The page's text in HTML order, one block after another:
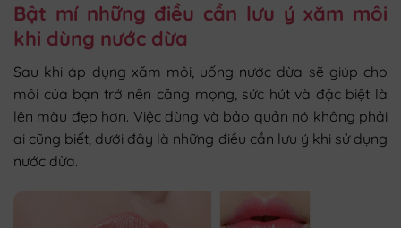
Bật mí những điều cần lưu ý xăm môi
khi dùng nước dừa
Sau khi áp dụng xăm môi, uống nước dừa sẽ giúp cho
môi của bạn trở nên căng mọng, sức hút và đặc biệt là
lên màu đẹp hơn. Việc dùng và bảo quản nó không phải
ai cũng biết, dưới đây là những điều cần lưu ý khi sử dụng
nước dừa.